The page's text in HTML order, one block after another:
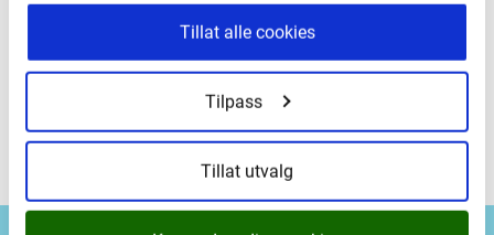
Tillat alle cookies
Tilpass
Tillat utvalg
Payment requirements